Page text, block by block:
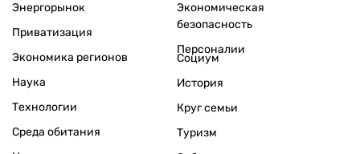
Энергорынок
Приватизация
Экономика регионов
Экономическая
безопасность
Персоналии
Наука
Технологии
Среда обитания
Социум
История
Круг семьи
Туризм